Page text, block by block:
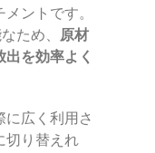
ントです。
ため、
原材
を効率よく
に広く利用さ
切り替えれ